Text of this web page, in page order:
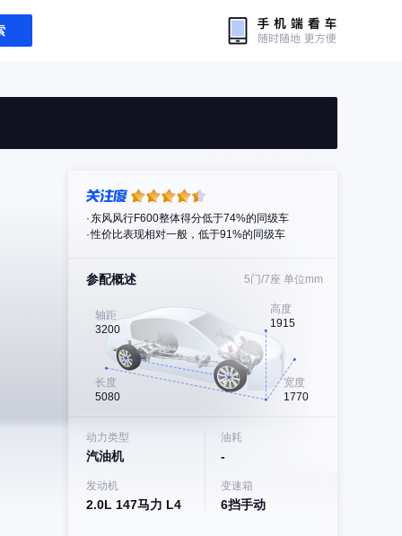
东风风行F600整体得分低于74%的同级车
性价比表现相对一般，低于91%的同级车
参配概述 5门/7座 单位mm
轴距
3200
高度
1915
长度
5080
宽度
1770
动力类型
汽油机
油耗
-
发动机
2.0L 147马力 L4
变速箱
6挡手动